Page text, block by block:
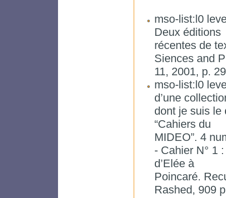
mso-list:l0
Deux éditions
récentes de
Siences and
11, 2001, p.
mso-list:l0
d’une
dont je suis le
“Cahiers du
MIDEO”. 4
- Cahier N° 1
d’Elée à
Poincaré.
Rashed, 909